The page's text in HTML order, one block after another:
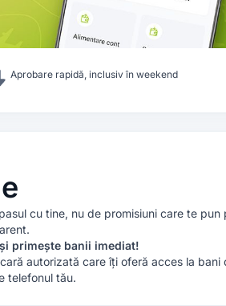
Aprobare rapidă, inclusiv în weekend
cu tine, nu de promisiuni care te
primește banii imediat!
autorizată care îți oferă acces la
telefonul tău.